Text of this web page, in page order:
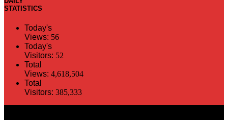
STATISTICS
Today's
Views: 56
Today's
Visitors: 52
Total
Views: 4,618,504
Total
Visitors: 385,333